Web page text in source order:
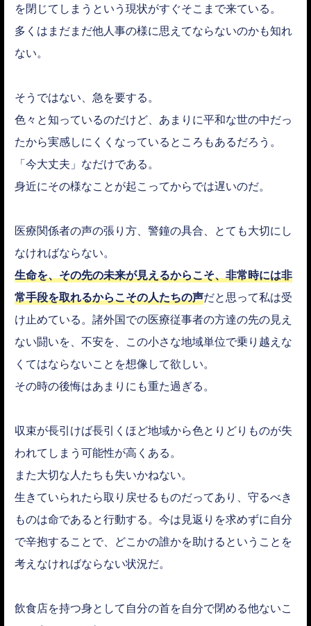
を閉じてしまうという現状がすぐそこまで来ている。
多くはまだまだ他人事の様に思えてならないのかも知れ
ない。
そうではない、急を要する。
色々と知っているのだけど、あまりに平和な世の中だっ
たから実感しにくくなっているところもあるだろう。
「今大丈夫」なだけである。
身近にその様なことが起こってからでは遅いのだ。
医療関係者の声の張り方、警鐘の具合、とても大切にし
なければならない。
生命を、その先の未来が見えるからこそ、非常時には非
常手段を取れるからこその人たちの声だと思って私は受
け止めている。諸外国での医療従事者の方達の先の見え
ない闘いを、不安を、この小さな地域単位で乗り越えな
くてはならないことを想像して欲しい。
その時の後悔はあまりにも重た過ぎる。
収束が長引けば長引くほど地域から色とりどりものが失
われてしまう可能性が高くある。
また大切な人たちも失いかねない。
生きていられたら取り戻せるものだってあり、守るべき
ものは命であると行動する。今は見返りを求めずに自分
で辛抱することで、どこかの誰かを助けるということを
考えなければならない状況だ。
飲食店を持つ身として自分の首を自分で閉める他ないこ